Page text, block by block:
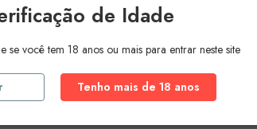
de Idade
se você tem 18 anos ou mais para entrar neste site
Tenho mais de 18 anos